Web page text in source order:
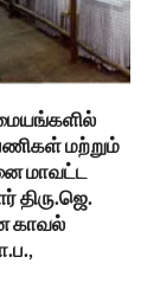
மற்றும்
மாவட்ட
திரு.ஜெ.
காவல்